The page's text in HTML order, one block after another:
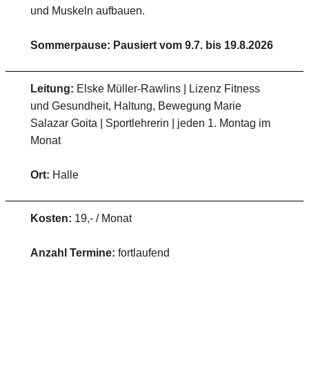
und Muskeln aufbauen.
Sommerpause: Pausiert vom 9.7. bis 19.8.2026
Leitung: Elske Müller-Rawlins | Lizenz Fitness
und Gesundheit, Haltung, Bewegung Marie
Salazar Goita | Sportlehrerin | jeden 1. Montag im
Monat
Ort: Halle
Kosten: 19,- / Monat
Anzahl Termine: fortlaufend